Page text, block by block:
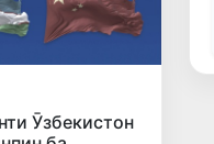
Ӯзбекистон